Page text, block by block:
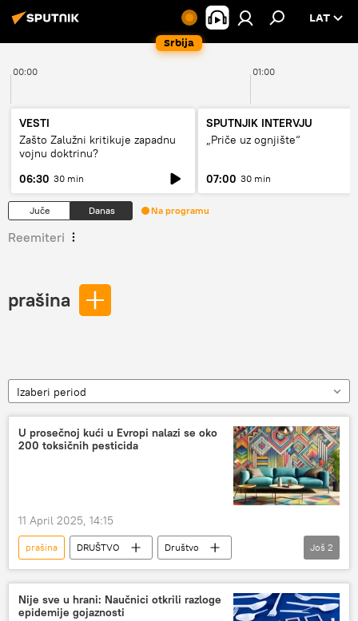
Srbija
LAT
00:00 01:00
VESTI
Zašto Zalužni kritikuje zapadnu
vojnu doktrinu?
06:30 30 min
SPUTNJIK INTERVJU
„Priče uz ognjište“
07:00 30 min
Juče Danas Na programu
Reemiteri
prašina
Izaberi period
U prosečnoj kući u Evropi nalazi se oko
200 toksičnih pesticida
11 April 2025, 14:15
prašina DRUŠTVO
Društvo
pesticidi
kuća
Još 2
Nije sve u hrani: Naučnici otkrili razloge
epidemije gojaznosti